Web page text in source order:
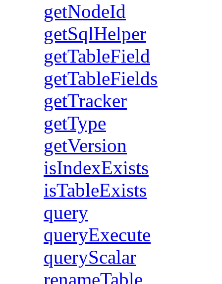
getNodeId
getSqlHelper
getTableField
getTableFields
getTracker
getType
getVersion
isIndexExists
isTableExists
query
queryExecute
queryScalar
renameTable